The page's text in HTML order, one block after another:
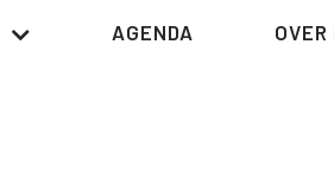
AGENDA OVER